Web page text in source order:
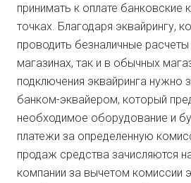
принимать к оплате банковские
точках. Благодаря эквайрингу,
проводить безналичные расчеты
магазинах, так и в обычных
подключения эквайринга нужно
банком-эквайером, который
необходимое оборудование и
платежи за определенную
продаж средства зачисляются
компании за вычетом комиссии